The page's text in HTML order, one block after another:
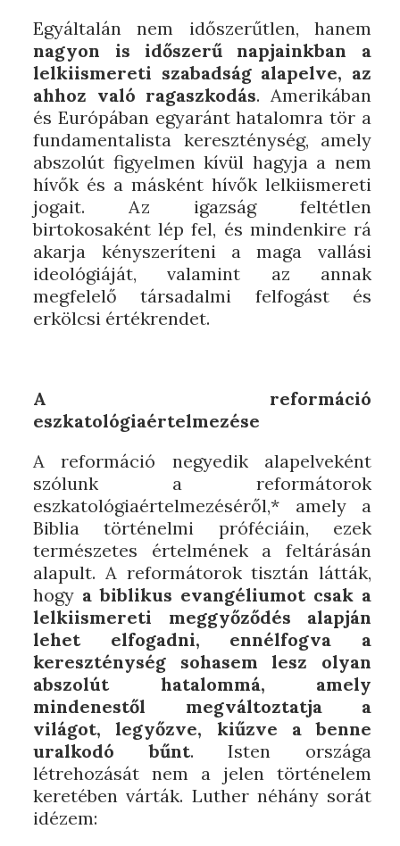
Egyáltalán nem időszerűtlen, hanem
nagyon is időszerű napjainkban a
lelkiismereti szabadság alapelve, az
ahhoz való ragaszkodás. Amerikában
és Európában egyaránt hatalomra tör a
fundamentalista kereszténység, amely
abszolút figyelmen kívül hagyja a nem
hívők és a másként hívők lelkiismereti
jogait. Az igazság feltétlen
birtokosaként lép fel, és mindenkire rá
akarja kényszeríteni a maga vallási
ideológiáját, valamint az annak
megfelelő társadalmi felfogást és
erkölcsi értékrendet.
A reformáció
eszkatológiaértelmezése
A reformáció negyedik alapelveként
szólunk a reformátorok
eszkatológiaértelmezéséről,* amely a
Biblia történelmi próféciáin, ezek
természetes értelmének a feltárásán
alapult. A reformátorok tisztán látták,
hogy a biblikus evangéliumot csak a
lelkiismereti meggyőződés alapján
lehet elfogadni, ennélfogva a
kereszténység sohasem lesz olyan
abszolút hatalommá, amely
mindenestől megváltoztatja a
világot, legyőzve, kiűzve a benne
uralkodó bűnt. Isten országa
létrehozását nem a jelen történelem
keretében várták. Luther néhány sorát
idézem: